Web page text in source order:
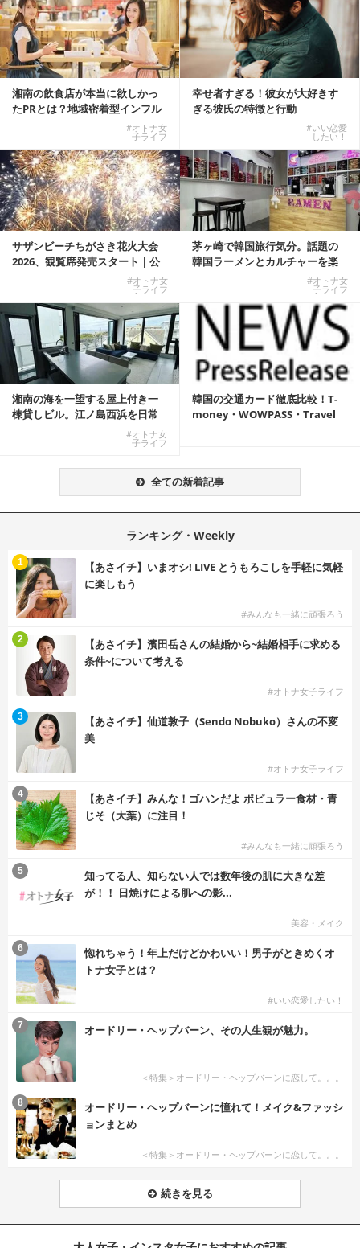
湘南の飲食店が本当に欲しかっ
たPRとは？地域密着型インフル
#オトナ女
子ライフ
幸せ者すぎる！彼女が大好きす
ぎる彼氏の特徴と行動
#いい恋愛
したい！
サザンビーチちがさき花火大会
2026、観覧席発売スタート｜公
#オトナ女
子ライフ
茅ヶ崎で韓国旅行気分。話題の
韓国ラーメンとカルチャーを楽
#オトナ女
子ライフ
湘南の海を一望する屋上付き一
棟貸しビル。江ノ島西浜を日常
#オトナ女
子ライフ
韓国の交通カード徹底比較！T-
money・WOWPASS・Travel
全ての新着記事
ランキング・Weekly
【あさイチ】いまオシ! LIVE とうもろこしを手軽に気軽
に楽しもう
#みんなも一緒に頑張ろう
1
【あさイチ】濱田岳さんの結婚から~結婚相手に求める
条件~について考える
#オトナ女子ライフ
2
【あさイチ】仙道敦子（Sendo Nobuko）さんの不変
美
#オトナ女子ライフ
3
【あさイチ】みんな！ゴハンだよ ポピュラー食材・青
じそ（大葉）に注目！
#みんなも一緒に頑張ろう
4
知ってる人、知らない人では数年後の肌に大きな差
が！！ 日焼けによる肌への影...
美容・メイク
5
惚れちゃう！年上だけどかわいい！男子がときめくオ
トナ女子とは？
#いい恋愛したい！
6
オードリー・ヘップバーン、その人生観が魅力。
＜特集＞オードリー・ヘップバーンに恋して。。。
7
オードリー・ヘップバーンに憧れて！メイク&ファッシ
ョンまとめ
＜特集＞オードリー・ヘップバーンに恋して。。。
8
続きを見る